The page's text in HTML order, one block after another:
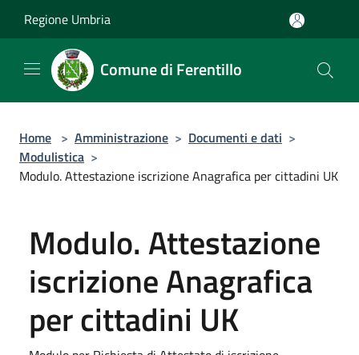
Regione Umbria
Comune di Ferentillo
Home > Amministrazione > Documenti e dati >
Modulistica >
Modulo. Attestazione iscrizione Anagrafica per cittadini UK
Modulo. Attestazione
iscrizione Anagrafica
per cittadini UK